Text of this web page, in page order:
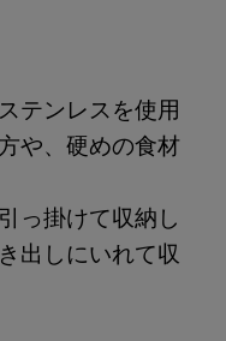
テンレスを使用
や、硬めの食材
っ掛けて収納し
出しにいれて収